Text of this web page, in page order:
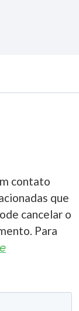
contato
que
cancelar o
Para